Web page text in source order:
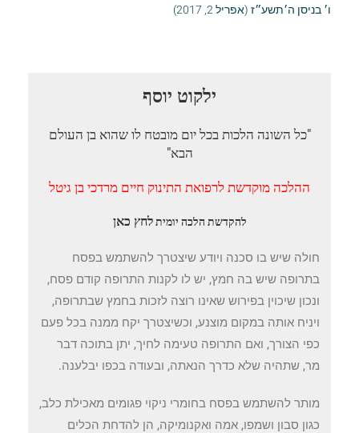
ו׳ בניסן ה׳תשע״ז (אפריל 2, 2017)
ילקוט יוסף
"כל השונה הלכות בכל יום מובטח לו שהוא בן העולם
הבא"
ההלכה מוקדשת לרפואת התינוק חיים מרדכי בן גיטל
להקדשת הלכה יומיתלחץ כאן
חולה שיש בו סכנה ויודע שיצטרך להשתמש בפסח
בתרופה שיש בה חמץ, יש לו לקנות התרופה קודם פסח,
ונכון שיכוין בפירוש שאינו רוצה לזכות בחמץ שבתרופה,
ויניח אותה במקום מוצנע, וכשיצטרך יקח ממנה בכל פעם
כפי הצורך, ואם התרופה טעימה לחיך, יתן בתוכה דבר
מר, שתהיה שלא כדרך הנאתה, ובעודה בכפו יבלענה.
מותר להשתמש בפסח בחומרי ניקוי פגומים מאכילת כלב,
כגון סבון ושמפו, אמה ואקנומיקה, הן להדחת הכלים